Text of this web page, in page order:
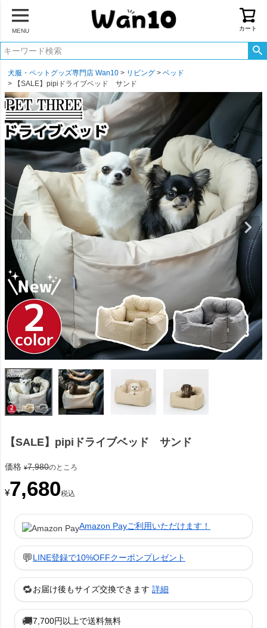
MENU カート
犬服・ペットグッズ専門店 Wan10 リビング
ベッド
【SALE】pipiドライブベッド サンド
【SALE】pipiドライブベッド サンド
価格 ¥7,980のところ
¥7,680税込
Amazon Payご利用いただけます！
💬LINE登録で10%OFFクーポンプレゼント
🔁お届け後もサイズ交換できます 詳細
🚚7,700円以上で送料無料